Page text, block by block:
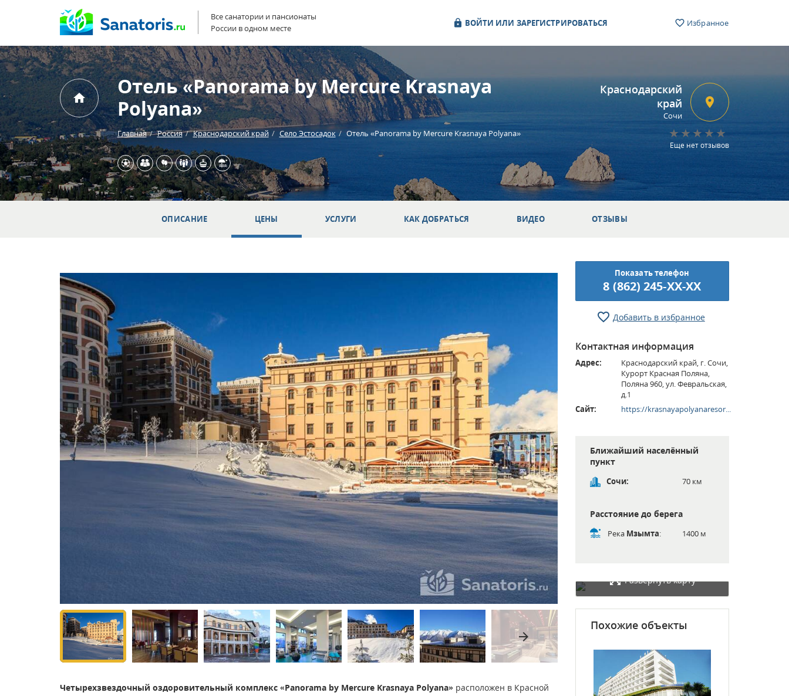
Все санатории и пансионаты
России в одном месте
ВОЙТИ ИЛИ ЗАРЕГИСТРИРОВАТЬСЯ Избранное
Отель «Panorama by Mercure Krasnaya
Polyana»
Главная Россия Краснодарский край Село Эстосадок Отель «Panorama by Mercure Krasnaya Polyana»
Краснодарский
край
Сочи
Еще нет отзывов
ОПИСАНИЕ ЦЕНЫ УСЛУГИ КАК ДОБРАТЬСЯ ВИДЕО ОТЗЫВЫ
arrow_forward
Четырехзвездочный оздоровительный комплекс «Panorama by Mercure Krasnaya Polyana» расположен в Красной
Показать телефон
8 (862) 245-XX-XX
Добавить в избранное
Контактная информация
Адрес:
Краснодарский край, г. Сочи,
Курорт Красная Поляна,
Поляна 960, ул. Февральская,
д.1
Сайт:
https://krasnayapolyanaresor...
Ближайший населённый
пункт
Сочи: 70 км
Расстояние до берега
Река Мзымта: 1400 м
Развернуть карту
Похожие объекты